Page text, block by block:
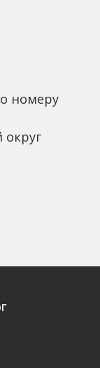
номеру
округ